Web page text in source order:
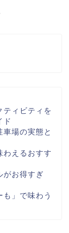
ティビティを
ド
場の実態と
わえるおすす
がお得すぎ
」で味わう